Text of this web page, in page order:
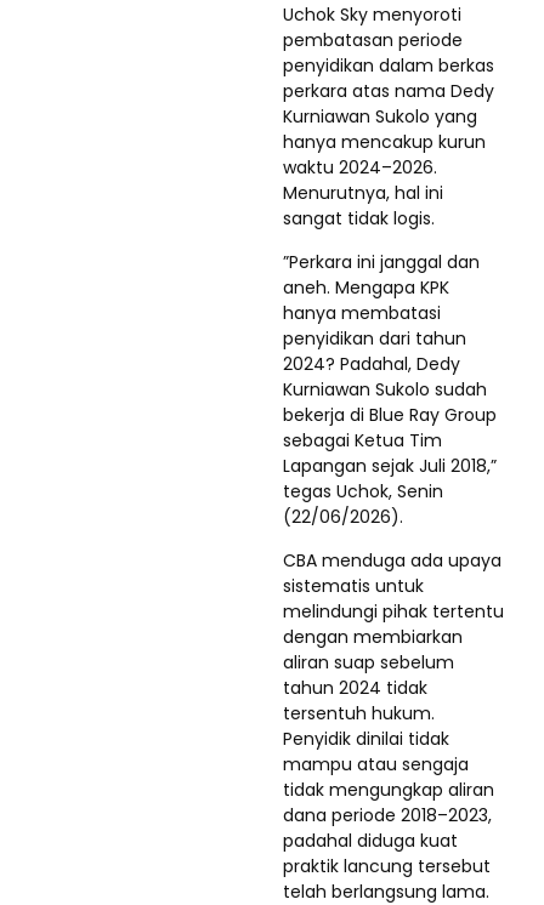
​Uchok Sky menyoroti
pembatasan periode
penyidikan dalam berkas
perkara atas nama Dedy
Kurniawan Sukolo yang
hanya mencakup kurun
waktu 2024–2026.
Menurutnya, hal ini
sangat tidak logis.
​”Perkara ini janggal dan
aneh. Mengapa KPK
hanya membatasi
penyidikan dari tahun
2024? Padahal, Dedy
Kurniawan Sukolo sudah
bekerja di Blue Ray Group
sebagai Ketua Tim
Lapangan sejak Juli 2018,”
tegas Uchok, Senin
(22/06/2026).
​CBA menduga ada upaya
sistematis untuk
melindungi pihak tertentu
dengan membiarkan
aliran suap sebelum
tahun 2024 tidak
tersentuh hukum.
Penyidik dinilai tidak
mampu atau sengaja
tidak mengungkap aliran
dana periode 2018–2023,
padahal diduga kuat
praktik lancung tersebut
telah berlangsung lama.